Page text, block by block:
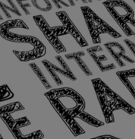
Centro - Cep: 27.330-030
9h às 17h.